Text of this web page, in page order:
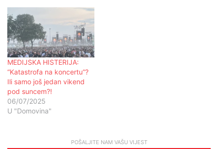
MEDIJSKA HISTERIJA:
“Katastrofa na koncertu”?
Ili samo još jedan vikend
pod suncem?!
06/07/2025
U "Domovina"
POŠALJITE NAM VAŠU VIJEST